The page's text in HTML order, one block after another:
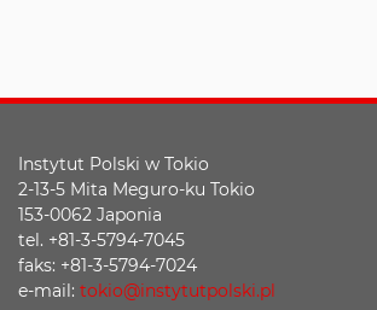
Instytut Polski w Tokio
2-13-5 Mita Meguro-ku Tokio
153-0062 Japonia
tel. +81-3-5794-7045
faks: +81-3-5794-7024
e-mail: tokio@instytutpolski.pl